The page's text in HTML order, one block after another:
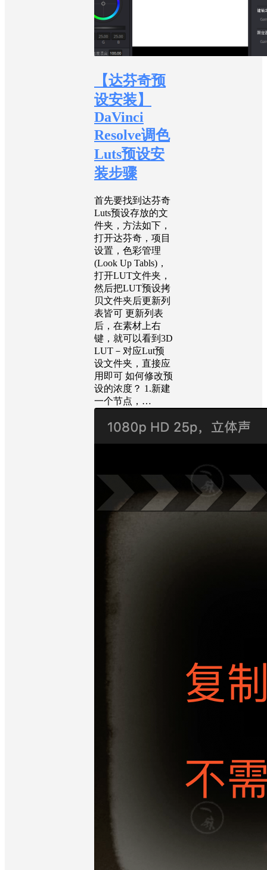
【达芬奇预
设安装】
DaVinci
Resolve调色
Luts预设安
装步骤
首先要找到达芬奇
Luts预设存放的文
件夹，方法如下，
打开达芬奇，项目
设置，色彩管理
(Look Up Tabls)，
打开LUT文件夹，
然后把LUT预设拷
贝文件夹后更新列
表皆可 更新列表
后，在素材上右
键，就可以看到3D
LUT－对应Lut预
设文件夹，直接应
用即可 如何修改预
设的浓度？ 1.新建
一个节点，…